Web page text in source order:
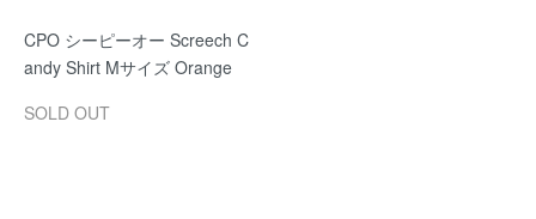
CPO シーピーオー Screech C
andy Shirt Mサイズ Orange
SOLD OUT